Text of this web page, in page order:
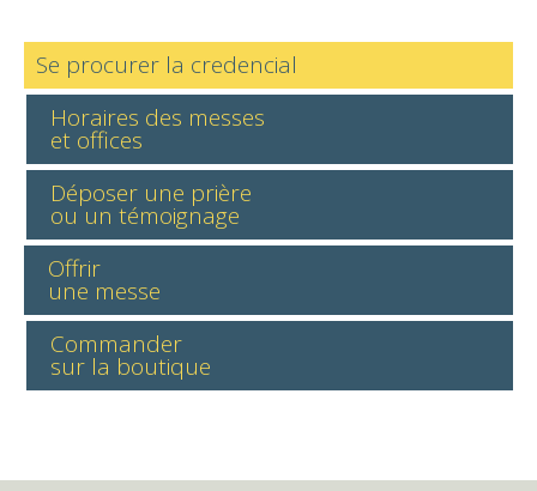
Se procurer la credencial
Horaires des messes
et offices
Déposer une prière
ou un témoignage
Offrir
une messe
Commander
sur la boutique